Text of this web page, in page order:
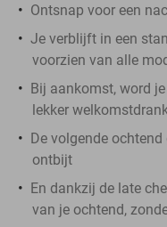
Ontsnap voor een
Je verblijft in een
voorzien van alle
Bij aankomst, word
lekker
De volgende
ontbijt
En dankzij de late
van je ochtend,